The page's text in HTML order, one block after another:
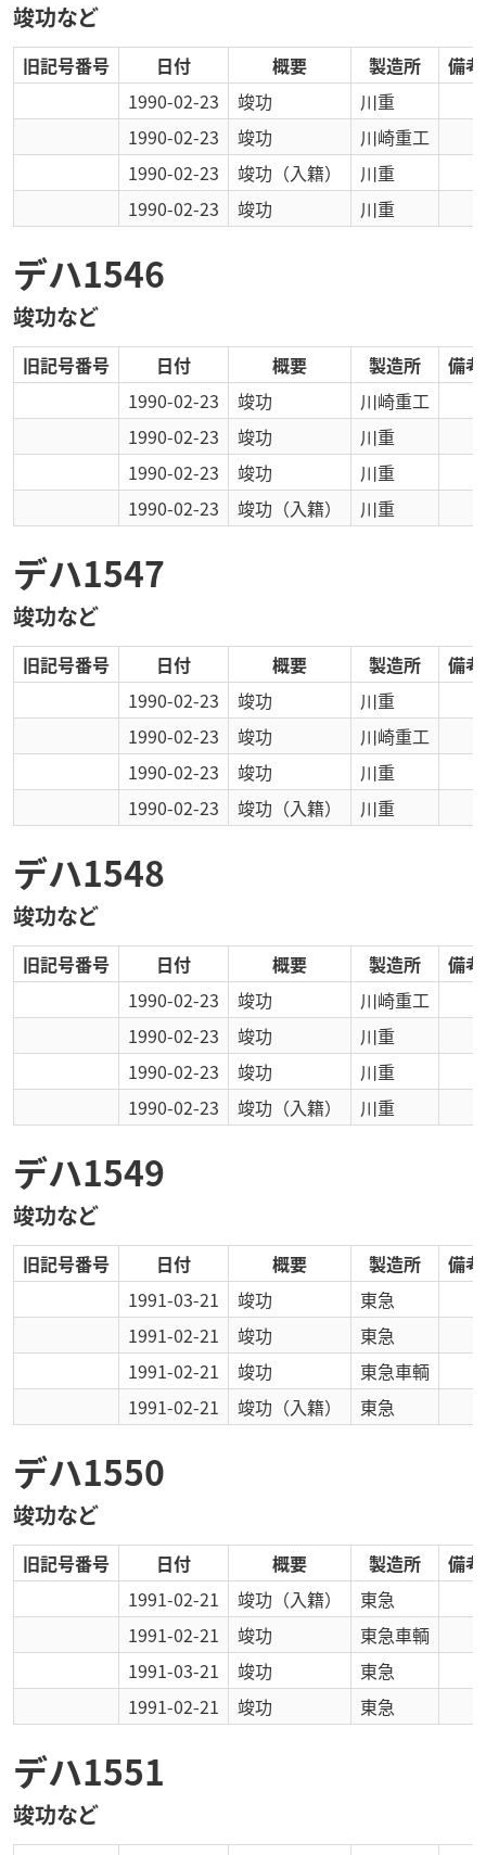
竣功など
旧記号番号 日付 概要 製造所
備
1990-02-23
竣功
川重
1990-02-23
竣功
川崎重工
1990-02-23
竣功 （入籍）
川重
1990-02-23
竣功 川重
デハ1546
竣功など
旧記号番号 日付 概要 製造所
備
1990-02-23
竣功
川崎重工
1990-02-23
竣功
川重
1990-02-23
竣功
川重
1990-02-23
竣功 （入籍） 川重
デハ1547
竣功など
旧記号番号 日付 概要 製造所
備
1990-02-23
竣功
川重
1990-02-23
竣功
川崎重工
1990-02-23
竣功
川重
1990-02-23
竣功 （入籍） 川重
デハ1548
竣功など
旧記号番号 日付 概要 製造所
備
1990-02-23
竣功
川崎重工
1990-02-23
竣功
川重
1990-02-23
竣功
川重
1990-02-23
竣功 （入籍） 川重
デハ1549
竣功など
旧記号番号 日付 概要 製造所
備
1991-03-21
竣功
東急
1991-02-21
竣功
東急
1991-02-21
竣功
東急車輌
1991-02-21
竣功 （入籍） 東急
デハ1550
竣功など
旧記号番号 日付 概要 製造所
備
1991-02-21
竣功 （入籍）
東急
1991-02-21
竣功
東急車輌
1991-03-21
竣功
東急
1991-02-21
竣功 東急
デハ1551
竣功など